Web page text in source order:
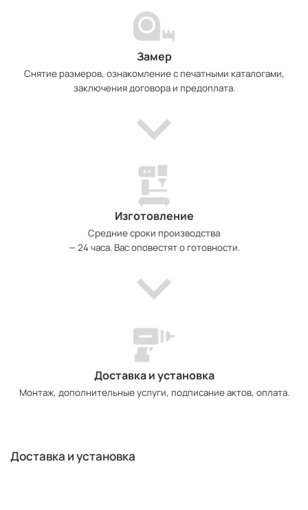
Замер
Снятие размеров, ознакомление с печатными каталогами,
заключения договора и предоплата.
Изготовление
Средние сроки производства
— 24 часа. Вас оповестят о готовности.
Доставка и установка
Монтаж, дополнительные услуги, подписание актов, оплата.
Доставка и установка